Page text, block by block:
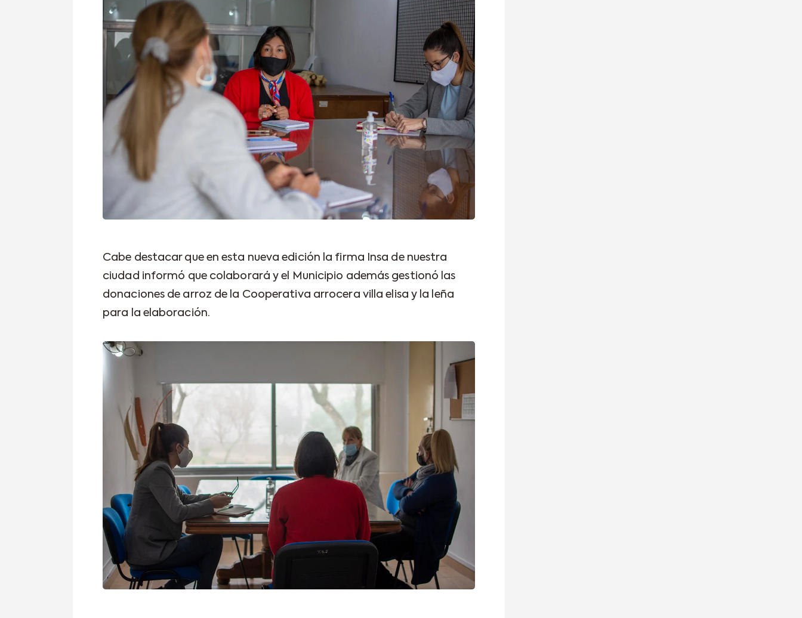
Cabe destacar que en esta nueva edición la firma Insa de nuestra
ciudad informó que colaborará y el Municipio además gestionó las
donaciones de arroz de la Cooperativa arrocera villa elisa y la leña
para la elaboración.